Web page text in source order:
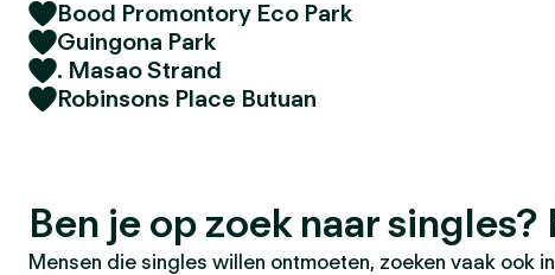
Bood Promontory Eco Park
Guingona Park
. Masao Strand
Robinsons Place Butuan
Ben je op zoek naar singles?
Mensen die singles willen ontmoeten, zoeken vaak ook